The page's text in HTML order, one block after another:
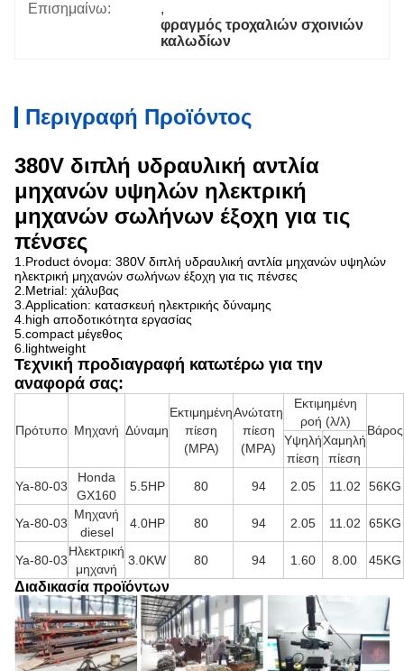
Επισημαίνω:
,
φραγμός τροχαλιών σχοινιών
καλωδίων
Περιγραφή Προϊόντος
380V διπλή υδραυλική αντλία
μηχανών υψηλών ηλεκτρική
μηχανών σωλήνων έξοχη για τις
πένσες
1.Product όνομα: 380V διπλή υδραυλική αντλία μηχανών υψηλών
ηλεκτρική μηχανών σωλήνων έξοχη για τις πένσες
2.Metrial: χάλυβας
3.Application: κατασκευή ηλεκτρικής δύναμης
4.high αποδοτικότητα εργασίας
5.compact μέγεθος
6.lightweight
Τεχνική προδιαγραφή κατωτέρω για την
αναφορά σας:
Πρότυπο Μηχανή Δύναμη
Εκτιμημένη
πίεση
(MPA)
Ανώτατη
πίεση
(MPA)
Εκτιμημένη
ροή (λ/λ)
Βάρος
Υψηλή
πίεση
Χαμηλή
πίεση
Ya-80-03
Honda
GX160
5.5HP 80 94 2.05 11.02 56KG
Ya-80-03
Μηχανή
diesel
4.0HP 80 94 2.05 11.02 65KG
Ya-80-03
Ηλεκτρική
μηχανή
3.0KW 80 94 1.60 8.00 45KG
Διαδικασία προϊόντων